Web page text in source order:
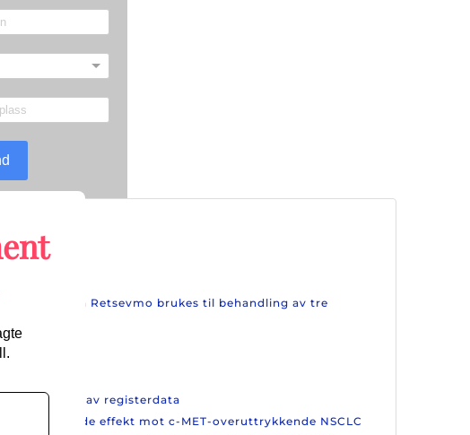
Nå kan Retsevmo brukes til behandling av tre
tatt i bruk av registerdata
viser lovende effekt mot c-MET-overuttrykkende NSCLC